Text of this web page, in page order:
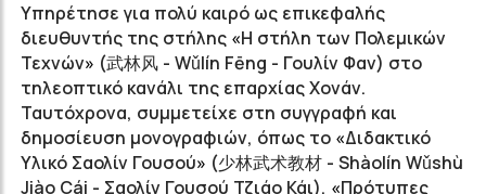
Υπηρέτησε για πολύ καιρό ως επικεφαλής
διευθυντής της στήλης «Η στήλη των Πολεμικών
Τεχνών» (武林风 - Wǔlín Fēng - Γουλίν Φαν) στο
τηλεοπτικό κανάλι της επαρχίας Χονάν.
Ταυτόχρονα, συμμετείχε στη συγγραφή και
δημοσίευση μονογραφιών, όπως το «Διδακτικό
Υλικό Σαολίν Γουσού» (少林武术教材 - Shàolín Wǔshù
Jiào Cái - Σαολίν Γουσού Τζιάο Κάι), «Πρότυπες